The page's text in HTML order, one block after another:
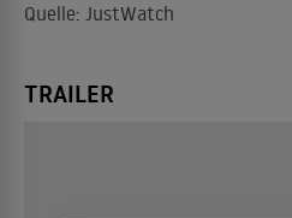
Quelle: JustWatch
TRAILER